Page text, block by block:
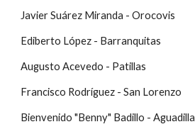
Javier Suárez Miranda - Orocovis
Ediberto López - Barranquitas
Augusto Acevedo - Patillas
Francisco Rodríguez - San Lorenzo
Bienvenido "Benny" Badillo - Aguadilla